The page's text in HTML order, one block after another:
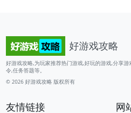
好游戏攻略
好游戏攻略,为玩家推荐热门游戏,好玩的游戏,分享
令,任务答题等。
© 2026 好游戏攻略 版权所有
友情链接 网